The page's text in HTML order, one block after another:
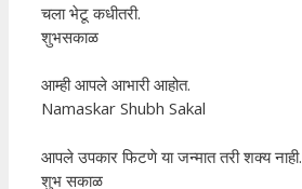
चला भेटू कधीतरी.
शुभसकाळ
आम्ही आपले आभारी आहोत.
Namaskar Shubh Sakal
आपले उपकार फिटणे या जन्मात तरी शक्य नाही.
शुभ सकाळ